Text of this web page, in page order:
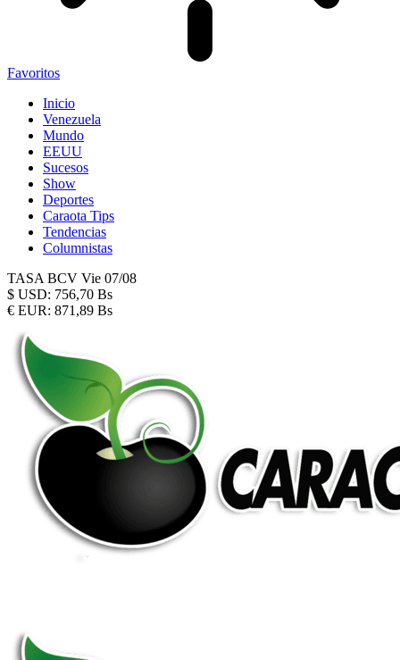
Favoritos
Inicio
Venezuela
Mundo
EEUU
Sucesos
Show
Deportes
Caraota Tips
Tendencias
Columnistas
TASA BCV Vie 07/08
$ USD: 756,70 Bs
€ EUR: 871,89 Bs